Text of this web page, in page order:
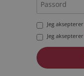
Jeg aksepterer
Jeg aksepterer